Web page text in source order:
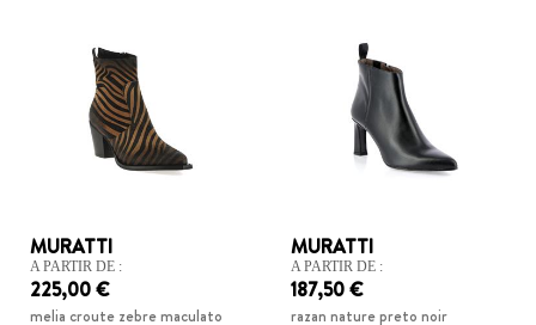
MURATTI
A PARTIR DE :
225,00 €
melia croute zebre maculato
MURATTI
A PARTIR DE :
187,50 €
razan nature preto noir